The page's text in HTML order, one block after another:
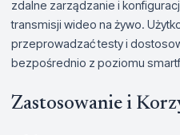
zdalne zarządzanie i
transmisji wideo na żywo.
przeprowadzać testy i
bezpośrednio z poziomu
Zastosowanie i